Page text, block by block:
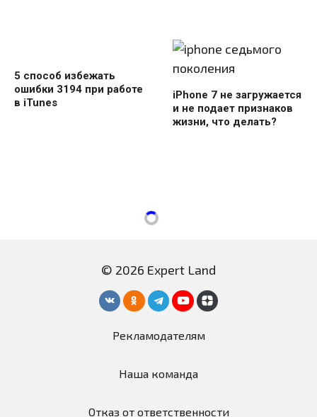
5 способ избежать
ошибки 3194 при работе
в iTunes
iPhone 7 не загружается
и не подает признаков
жизни, что делать?
© 2026 Expert Land
Рекламодателям
Наша команда
Отказ от ответственности